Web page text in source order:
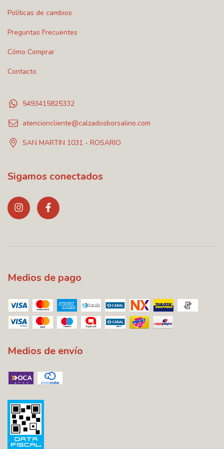
Políticas de cambios
Preguntas Frecuentes
Cómo Comprar
Contacto
5493415825332
atencioncliente@calzadosborsalino.com
SAN MARTIN 1031 - ROSARIO
Sigamos conectados
Medios de pago
Medios de envío